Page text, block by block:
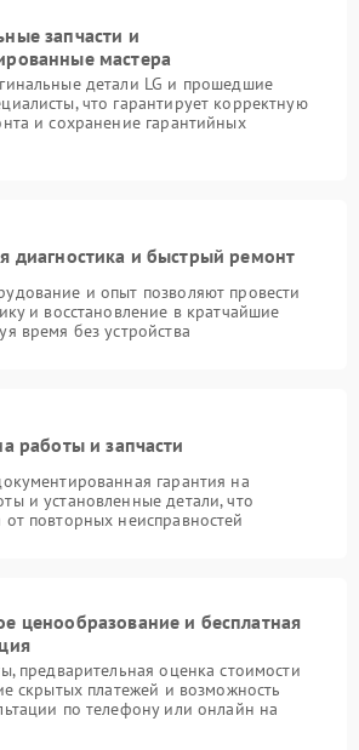
запчасти и
мастера
детали LG и прошедшие
что гарантирует корректную
и сохранение гарантийных
диагностика и быстрый ремонт
и опыт позволяют провести
и восстановление в кратчайшие
время без устройства
работы и запчасти
гарантия на
и установленные детали, что
повторных неисправностей
ценообразование и бесплатная
предварительная оценка стоимости
скрытых платежей и возможность
по телефону или онлайн на